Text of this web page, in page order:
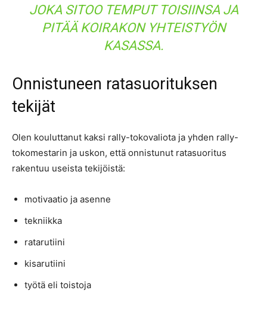
JOKA SITOO TEMPUT TOISIINSA JA
PITÄÄ KOIRAKON YHTEISTYÖN
KASASSA.
Onnistuneen ratasuorituksen
tekijät
Olen kouluttanut kaksi rally-tokovaliota ja yhden rally-
tokomestarin ja uskon, että onnistunut ratasuoritus
rakentuu useista tekijöistä:
motivaatio ja asenne
tekniikka
ratarutiini
kisarutiini
työtä eli toistoja